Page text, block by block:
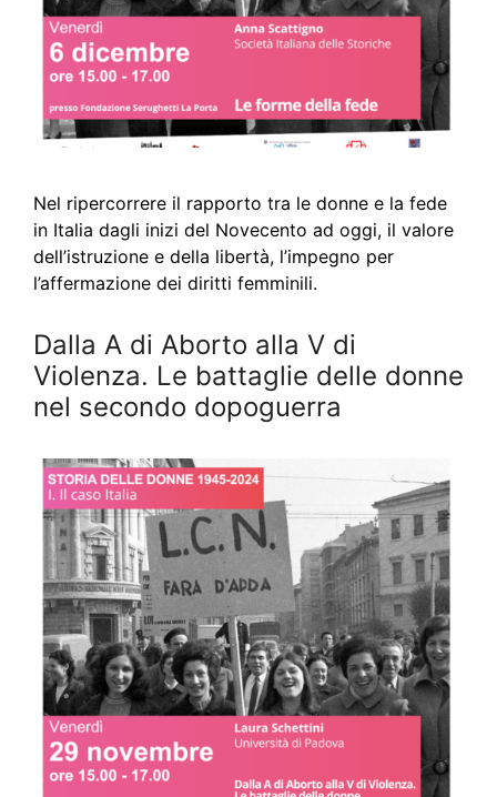
Nel ripercorrere il rapporto tra le donne e la fede
in Italia dagli inizi del Novecento ad oggi, il valore
dell’istruzione e della libertà, l’impegno per
l’affermazione dei diritti femminili.
Dalla A di Aborto alla V di
Violenza. Le battaglie delle donne
nel secondo dopoguerra